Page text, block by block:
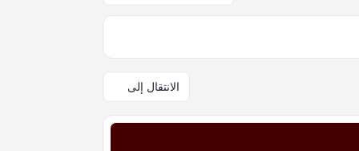
الانتقال إلى